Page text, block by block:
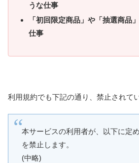
うな仕事
「初回限定商品」や「抽選商品
仕事
利用規約でも下記の通り、禁止されて
本サービスの利用者が、以下に定
を禁止します。
(中略)